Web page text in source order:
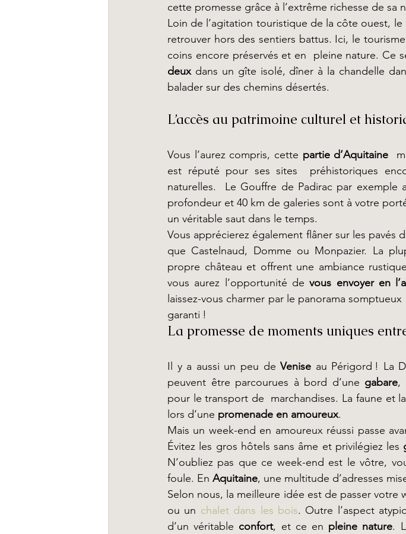
cette promesse grâce à l’extrême richesse de sa
Loin de l’agitation touristique de la côte ouest, le
retrouver hors des sentiers battus. Ici, le
coins encore préservés et en  pleine nature. Ce
deux dans un gîte isolé, dîner à la chandelle
balader sur des chemins désertés.
L’accès au patrimoine culturel et
Vous l’aurez compris, cette partie d’Aquitaine
est réputé pour ses sites  préhistoriques
naturelles.  Le Gouffre de Padirac par exemple
profondeur et 40 km de galeries sont à votre
un véritable saut dans le temps.
Vous apprécierez également flâner sur les pavés
que Castelnaud, Domme ou Monpazier. La
propre château et offrent une ambiance
vous aurez l’opportunité de vous envoyer en
laissez-vous charmer par le panorama
garanti !
La promesse de moments uniques
Il y a aussi un peu de Venise au Périgord ! La
peuvent être parcourues à bord d’une gabare,
pour le transport de  marchandises. La faune et
lors d’une promenade en amoureux.
Mais un week-end en amoureux réussi passe
Évitez les gros hôtels sans âme et privilégiez les
N’oubliez pas que ce week-end est le vôtre,
foule. En Aquitaine, une multitude d’adresses
Selon nous, la meilleure idée est de passer votre
ou un chalet dans les bois. Outre l’aspect
d’un véritable confort, et ce en pleine nature.